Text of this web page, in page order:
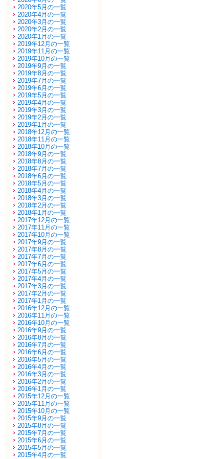
2020年5月の一覧
2020年4月の一覧
2020年3月の一覧
2020年2月の一覧
2020年1月の一覧
2019年12月の一覧
2019年11月の一覧
2019年10月の一覧
2019年9月の一覧
2019年8月の一覧
2019年7月の一覧
2019年6月の一覧
2019年5月の一覧
2019年4月の一覧
2019年3月の一覧
2019年2月の一覧
2019年1月の一覧
2018年12月の一覧
2018年11月の一覧
2018年10月の一覧
2018年9月の一覧
2018年8月の一覧
2018年7月の一覧
2018年6月の一覧
2018年5月の一覧
2018年4月の一覧
2018年3月の一覧
2018年2月の一覧
2018年1月の一覧
2017年12月の一覧
2017年11月の一覧
2017年10月の一覧
2017年9月の一覧
2017年8月の一覧
2017年7月の一覧
2017年6月の一覧
2017年5月の一覧
2017年4月の一覧
2017年3月の一覧
2017年2月の一覧
2017年1月の一覧
2016年12月の一覧
2016年11月の一覧
2016年10月の一覧
2016年9月の一覧
2016年8月の一覧
2016年7月の一覧
2016年6月の一覧
2016年5月の一覧
2016年4月の一覧
2016年3月の一覧
2016年2月の一覧
2016年1月の一覧
2015年12月の一覧
2015年11月の一覧
2015年10月の一覧
2015年9月の一覧
2015年8月の一覧
2015年7月の一覧
2015年6月の一覧
2015年5月の一覧
2015年4月の一覧